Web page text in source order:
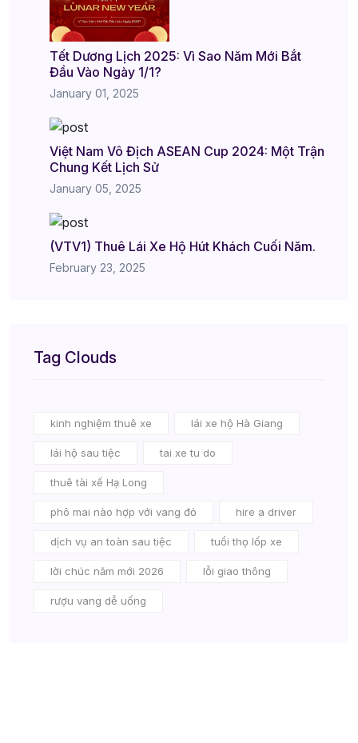
Tết Dương Lịch 2025: Vì Sao Năm Mới Bắt
Đầu Vào Ngày 1/1?
January 01, 2025
Việt Nam Vô Địch ASEAN Cup 2024: Một Trận
Chung Kết Lịch Sử
January 05, 2025
(VTV1) Thuê Lái Xe Hộ Hút Khách Cuối Năm.
February 23, 2025
Tag Clouds
kinh nghiệm thuê xe lái xe hộ Hà Giang
lái hộ sau tiệc tai xe tu do
thuê tài xế Hạ Long
phô mai nào hợp với vang đỏ hire a driver
dịch vụ an toàn sau tiệc tuổi thọ lốp xe
lời chúc năm mới 2026 lỗi giao thông
rượu vang dễ uống